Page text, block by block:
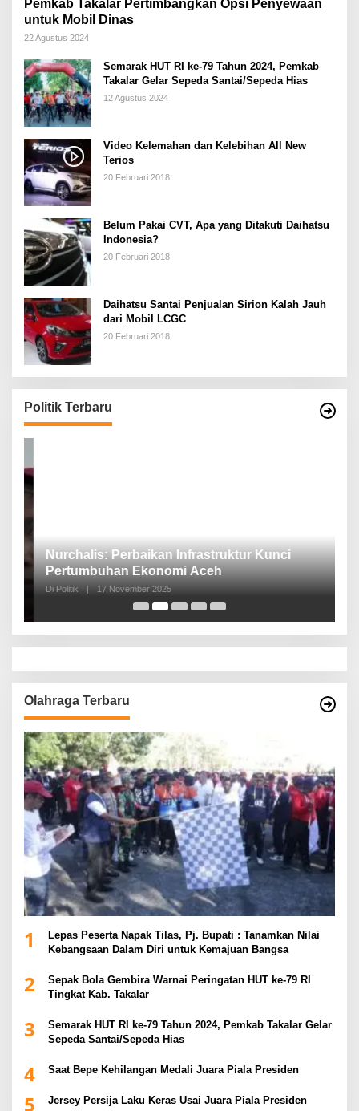
Pemkab Takalar Pertimbangkan Opsi Penyewaan
untuk Mobil Dinas
22 Agustus 2024
Semarak HUT RI ke-79 Tahun 2024, Pemkab
Takalar Gelar Sepeda Santai/Sepeda Hias
12 Agustus 2024
Video Kelemahan dan Kelebihan All New
Terios
20 Februari 2018
Belum Pakai CVT, Apa yang Ditakuti Daihatsu
Indonesia?
20 Februari 2018
Daihatsu Santai Penjualan Sirion Kalah Jauh
dari Mobil LCGC
20 Februari 2018
Politik Terbaru
Nurchalis: Perbaikan Infrastruktur Kunci
Pertumbuhan Ekonomi Aceh
Di Politik | 17 November 2025
Olahraga Terbaru
1
Lepas Peserta Napak Tilas, Pj. Bupati : Tanamkan Nilai
Kebangsaan Dalam Diri untuk Kemajuan Bangsa
2
Sepak Bola Gembira Warnai Peringatan HUT ke-79 RI
Tingkat Kab. Takalar
3
Semarak HUT RI ke-79 Tahun 2024, Pemkab Takalar Gelar
Sepeda Santai/Sepeda Hias
4 Saat Bepe Kehilangan Medali Juara Piala Presiden
5 Jersey Persija Laku Keras Usai Juara Piala Presiden